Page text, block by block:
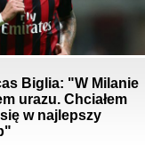
Biglia: "W Milanie
urazu. Chciałem
w najlepszy